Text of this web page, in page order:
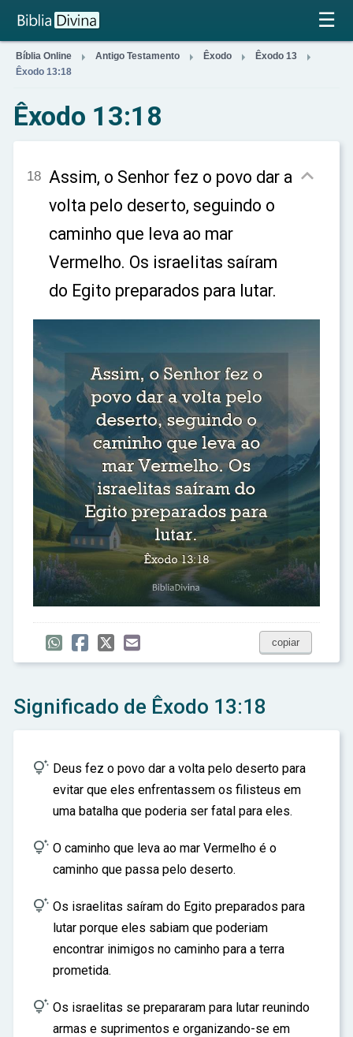
×
☰
Bíblia Online  Antigo Testamento  Êxodo  Êxodo 13 
Êxodo 13:18
Êxodo 13:18
18 Assim, o Senhor fez o povo dar a
volta pelo deserto, seguindo o
caminho que leva ao mar
Vermelho. Os israelitas saíram
do Egito preparados para lutar.

copiar
Significado de Êxodo 13:18
 Deus fez o povo dar a volta pelo deserto para
evitar que eles enfrentassem os filisteus em
uma batalha que poderia ser fatal para eles.
 O caminho que leva ao mar Vermelho é o
caminho que passa pelo deserto.
 Os israelitas saíram do Egito preparados para
lutar porque eles sabiam que poderiam
encontrar inimigos no caminho para a terra
prometida.
 Os israelitas se prepararam para lutar reunindo
armas e suprimentos e organizando-se em